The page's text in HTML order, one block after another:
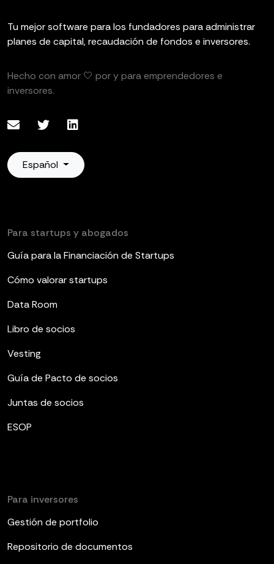
Tu mejor software para los fundadores para administrar
planes de capital, recaudación de fondos e inversores.
Hecho con amor 🤍 por y para emprendedores e
inversores.
Español
Para startups y abogados
Guía para la Financiación de Startups
Cómo valorar startups
Data Room
Libro de socios
Vesting
Guía de Pacto de socios
Juntas de socios
ESOP
Para inversores
Gestión de portfolio
Repositorio de documentos